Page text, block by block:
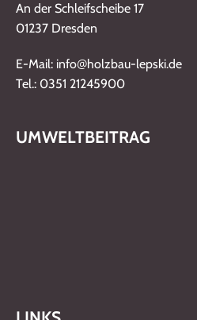
An der Schleifscheibe 17
01237 Dresden
E-Mail: info@holzbau-lepski.de
Tel.: 0351 21245900
UMWELTBEITRAG